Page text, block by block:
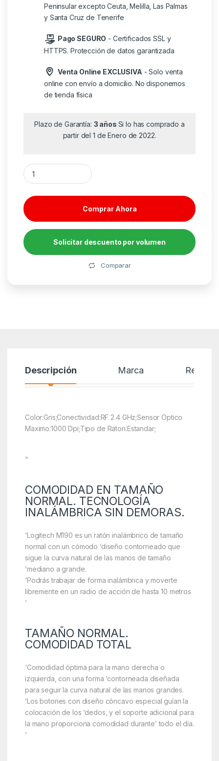
Peninsular excepto Ceuta, Melilla, Las Palmas
y Santa Cruz de Tenerife
Pago SEGURO - Certificados SSL y
HTTPS. Protección de datos garantizada
Venta Online EXCLUSIVA - Solo venta
online con envío a domicilio. No disponemos
de tienda física
Plazo de Garantía: 3 años Si lo has comprado a
partir del 1 de Enero de 2022.
Ratón Inalámbrico Logitech M190/ Hasta 1000 DPI/ Gris
Comprar Ahora
Solicitar descuento por volumen
Comparar
Descripción Marca Reseñas
Color:Gris;Conectividad:RF 2.4 GHz;Sensor Optico
Maximo:1000 Dpi;Tipo de Raton:Estandar;
“
COMODIDAD EN TAMAÑO
NORMAL. TECNOLOGÍA
INALÁMBRICA SIN DEMORAS.
‘Logitech M190 es un ratón inalámbrico de tamaño
normal con un cómodo ‘diseño contorneado que
sigue la curva natural de las manos de tamaño
‘mediano a grande.
‘Podrás trabajar de forma inalámbrica y moverte
libremente en un radio de acción de hasta 10 metros
‘
TAMAÑO NORMAL.
COMODIDAD TOTAL
‘Comodidad óptima para la mano derecha o
izquierda, con una forma ‘contorneada diseñada
para seguir la curva natural de las manos grandes.
‘Los botones con diseño cóncavo especial guían la
colocación de los ‘dedos, y el soporte adicional para
la mano proporciona comodidad durante’ todo el día.
‘